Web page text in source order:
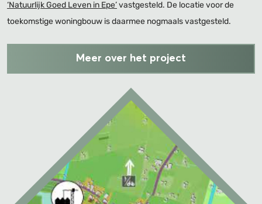
‘Natuurlijk Goed Leven in Epe’vastgesteld. De locatie voor de
toekomstige woningbouw is daarmee nogmaals vastgesteld.
Meer over het project